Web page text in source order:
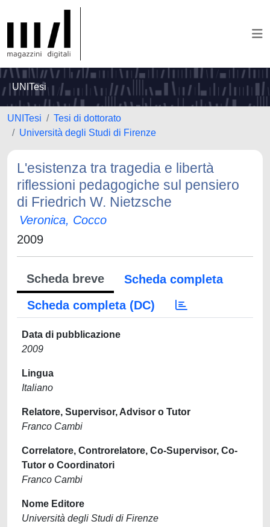
UNITesi
UNITesi
Tesi di dottorato
Università degli Studi di Firenze
L'esistenza tra tragedia e libertà
riflessioni pedagogiche sul pensiero
di Friedrich W. Nietzsche
Veronica, Cocco
2009
Scheda breve
Scheda completa
Scheda completa (DC)
Data di pubblicazione
2009
Lingua
Italiano
Relatore, Supervisor, Advisor o Tutor
Franco Cambi
Correlatore, Controrelatore, Co-Supervisor, Co-
Tutor o Coordinatori
Franco Cambi
Nome Editore
Università degli Studi di Firenze